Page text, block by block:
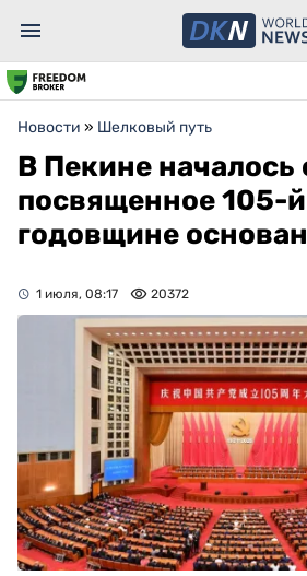
Новости » Шелковый путь
В Пекине началось
посвященное 105-й
годовщине
1 июля, 08:17 20372